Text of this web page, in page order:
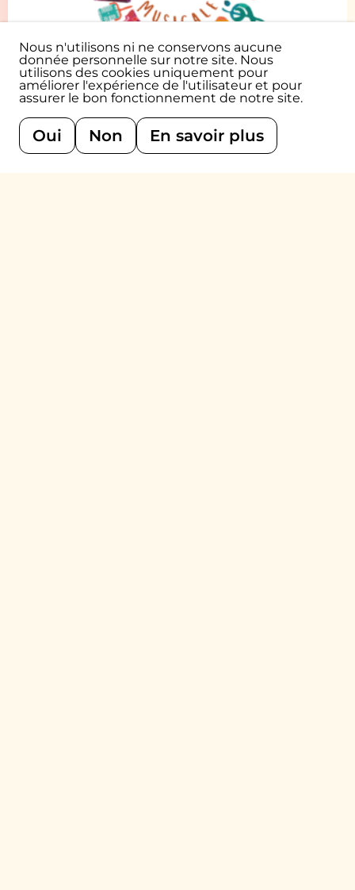
10.08.2026
16H-18H
Accueil libre | Tout public | Gratuit
Nous n'utilisons ni ne conservons aucune
donnée personnelle sur notre site. Nous
utilisons des cookies uniquement pour
améliorer l'expérience de l'utilisateur et pour
assurer le bon fonctionnement de notre site.
Oui Non En savoir plus